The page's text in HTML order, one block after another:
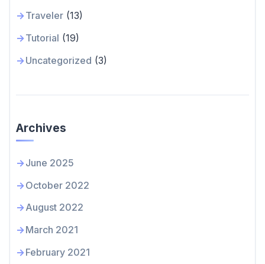
Traveler(13)
Tutorial (19)
Uncategorized (3)
Archives
June 2025
October 2022
August 2022
March 2021
February 2021